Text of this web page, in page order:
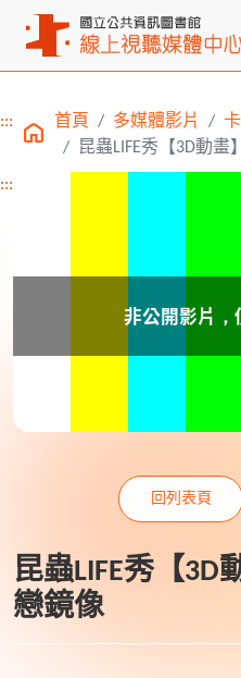
主要內容區塊
::: 首頁 多媒體影片
昆蟲LIFE秀【3D動畫
:::
昆蟲LIFE秀【3D
戀鏡像
回列表頁